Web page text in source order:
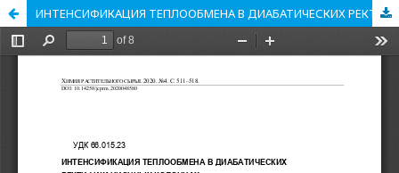
ИНТЕНСИФИКАЦИЯ ТЕПЛООБМЕНА В ДИАБАТИЧЕСКИХ РЕКТИФИКАЦИОННЫХ КОЛОННАХ